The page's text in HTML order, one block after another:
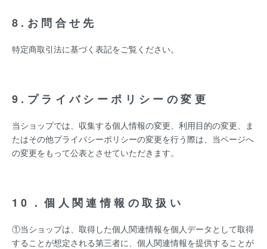
8.お問合せ先
特定商取引法に基づく表記をご覧ください。
9.プライバシーポリシーの変更
当ショップでは、収集する個人情報の変更、利用目的の変更、ま
たはその他プライバシーポリシーの変更を行う際は、当ページへ
の変更をもって公表とさせていただきます。
10．個人関連情報の取扱い
①当ショップは、取得した個人関連情報を個人データとして取得
することが想定される第三者に、個人関連情報を提供することが